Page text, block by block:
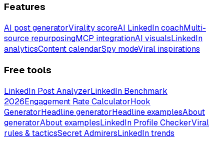
Features
AI post generatorVirality scoreAI LinkedIn coachMulti-
source repurposingMCP integrationAI visualsLinkedIn
analyticsContent calendarSpy modeViral inspirations
Free tools
LinkedIn Post AnalyzerLinkedIn Benchmark
2026Engagement Rate CalculatorHook
GeneratorHeadline generatorHeadline examplesAbout
generatorAbout examplesLinkedIn Profile CheckerViral
rules & tacticsSecret AdmirersLinkedIn trends